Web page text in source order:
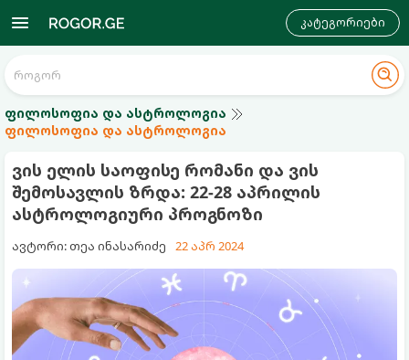
კატეგორიები
ფილოსოფია და ასტროლოგია
ფილოსოფია და ასტროლოგია
ვის ელის საოფისე რომანი და ვის
შემოსავლის ზრდა: 22-28 აპრილის
ასტროლოგიური პროგნოზი
ავტორი: თეა ინასარიძე 22 აპრ 2024